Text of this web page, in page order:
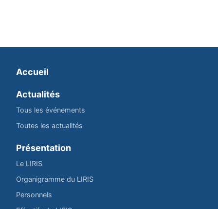
Accueil
Actualités
Tous les événements
Toutes les actualités
Présentation
Le LIRIS
Organigramme du LIRIS
Personnels